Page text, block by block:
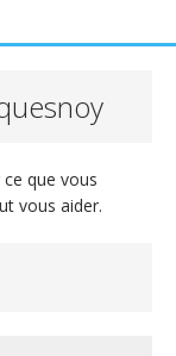
que vous
vous aider.